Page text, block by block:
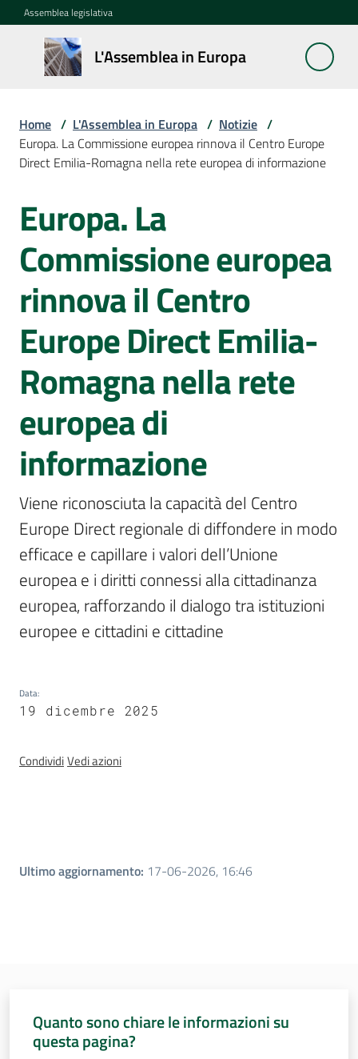
Vai al contenuto
Vai alla navigazione
Vai al footer
Assemblea legislativa
L'Assemblea in Europa
L'Assemblea
in Europa
Cos'è
la
La
Rete
regionale
Le
europee
Notizie
Menu selezionato
Assemblea
legislativa
Assemblea
Attività
Per i media
Home / L'Assemblea in Europa / Notizie /
Europa. La Commissione europea rinnova il Centro Europe
Direct Emilia-Romagna nella rete europea di informazione
Salta al contenuto
Europa. La
Commissione europea
rinnova il Centro
Europe Direct Emilia-
Romagna nella rete
europea di
informazione
Viene riconosciuta la capacità del Centro
Europe Direct regionale di diffondere in modo
efficace e capillare i valori dell’Unione
europea e i diritti connessi alla cittadinanza
europea, rafforzando il dialogo tra istituzioni
europee e cittadini e cittadine
Data:
19 dicembre 2025
CondividiVedi azioni
Ultimo aggiornamento: 17-06-2026, 16:46
Quanto sono chiare le informazioni su
questa pagina?